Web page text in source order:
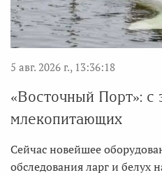
5 авг. 2026 г., 13:36:18
«Восточный Порт»: с
млекопитающих
Сейчас новейшее
обследования ларг и белух